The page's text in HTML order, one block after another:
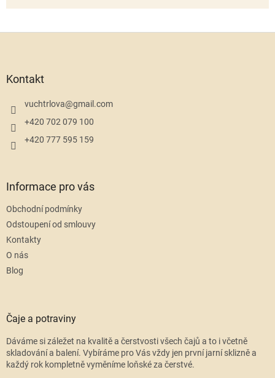
Kontakt
vuchtrlova@gmail.com
+420 702 079 100
+420 777 595 159
Informace pro vás
Obchodní podmínky
Odstoupení od smlouvy
Kontakty
O nás
Blog
Čaje a potraviny
Dáváme si záležet na kvalitě a čerstvosti všech čajů a to i včetně
skladování a balení. Vybíráme pro Vás vždy jen první jarní sklizně a
každý rok kompletně vyměníme loňské za čerstvé.